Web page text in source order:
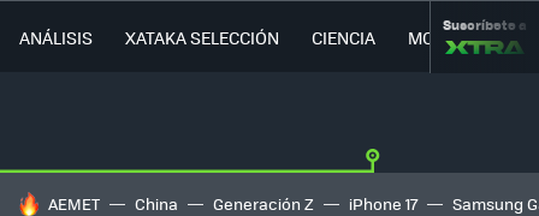
ANÁLISIS XATAKA SELECCIÓN CIENCIA MOVILIDAD
Suscríbete a
HOY SE HABLA DE
AEMET China Generación Z iPhone 17 Samsung